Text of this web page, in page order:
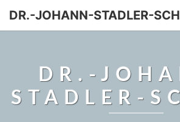
DR.-JOHANN-STADLER-
DR.-
STADLER-